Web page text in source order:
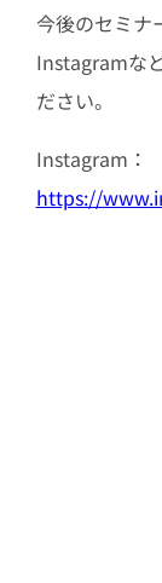
今後のセミナ
Instagramな
ださい。
Instagram：
https://